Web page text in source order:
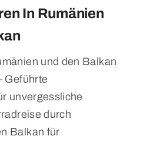
In Rumänien
und den Balkan
Geführte
unvergessliche
durch
Balkan für